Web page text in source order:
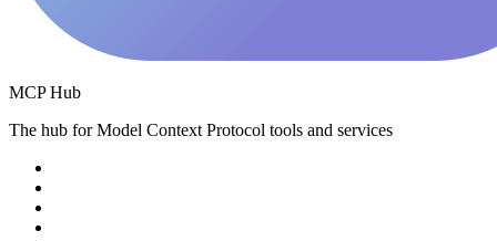
MCP Hub
The hub for Model Context Protocol tools and services